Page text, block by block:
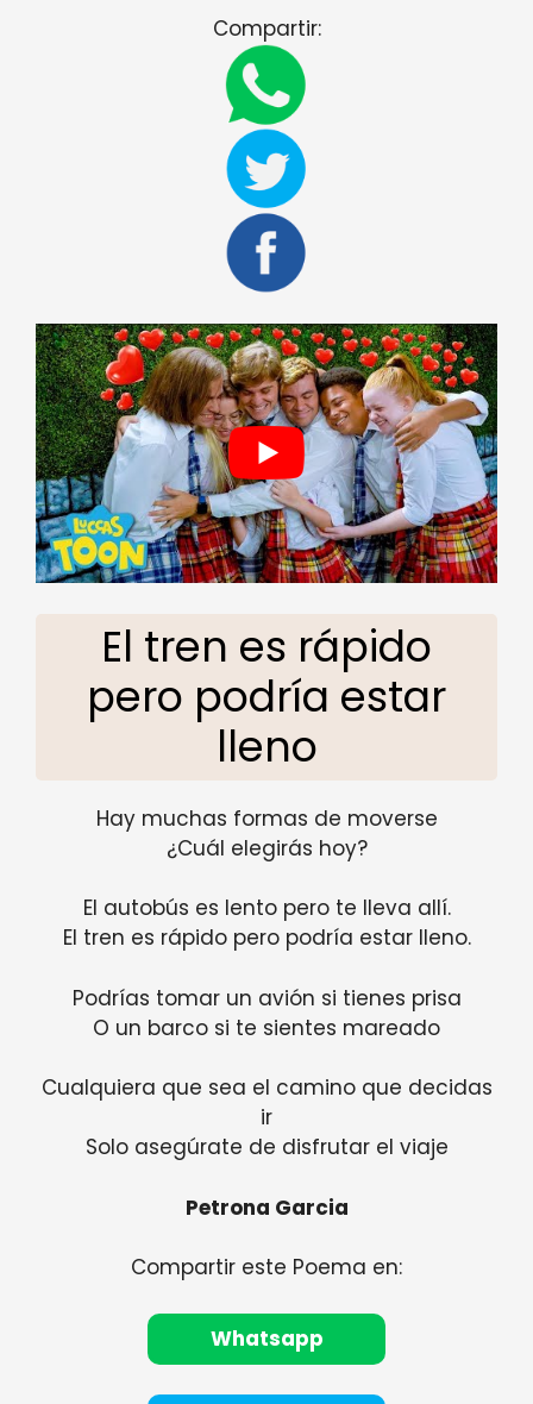
Compartir:
El tren es rápido
pero podría estar
lleno
Hay muchas formas de moverse
¿Cuál elegirás hoy?
El autobús es lento pero te lleva allí.
El tren es rápido pero podría estar lleno.
Podrías tomar un avión si tienes prisa
O un barco si te sientes mareado
Cualquiera que sea el camino que decidas
ir
Solo asegúrate de disfrutar el viaje
Petrona Garcia
Compartir este Poema en:
Whatsapp